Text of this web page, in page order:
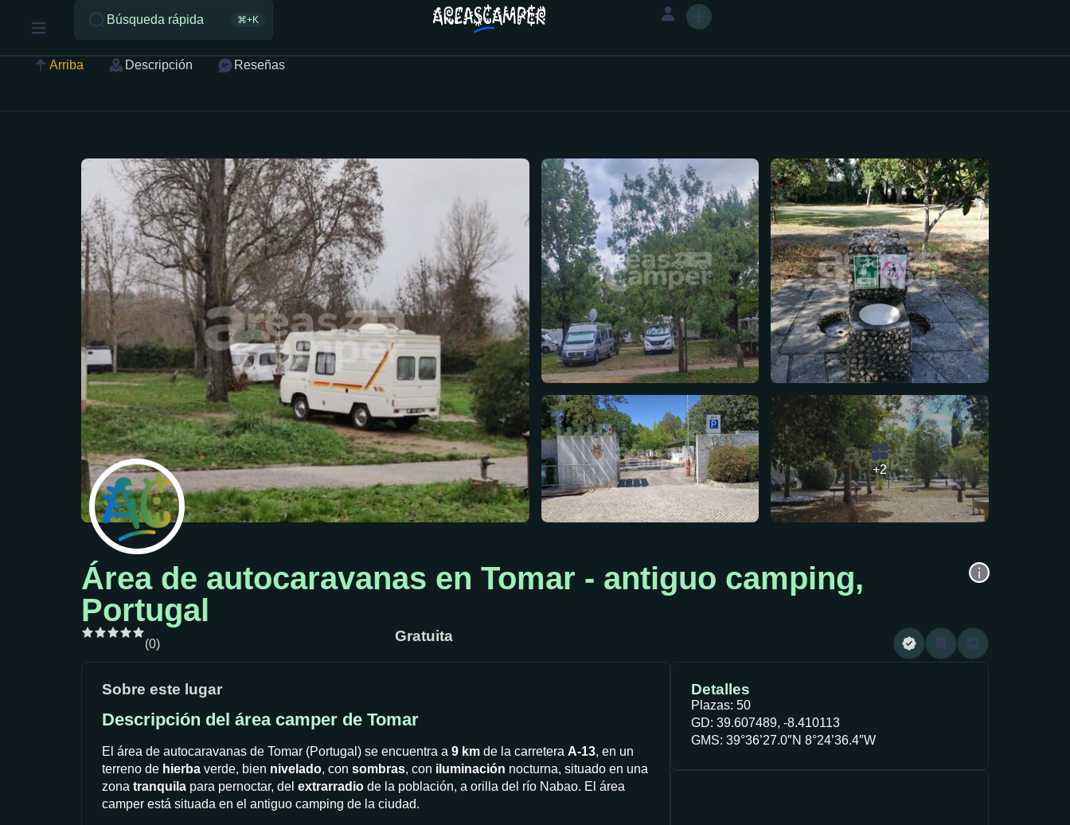
Búsqueda rápida ⌘+K
Arriba Descripción Reseñas
+2
Área de autocaravanas en Tomar - antiguo camping,
Portugal
(0) Gratuita
Sobre este lugar
Descripción del área camper de Tomar
El área de autocaravanas de Tomar (Portugal) se encuentra a 9 km de la carretera A-13, en un
terreno de hierba verde, bien nivelado, con sombras, con iluminación nocturna, situado en una
zona tranquila para pernoctar, del extrarradio de la población, a orilla del río Nabao. El área
camper está situada en el antiguo camping de la ciudad.
Detalles
Plazas: 50
GD: 39.607489, -8.410113
GMS: 39°36’27.0″N 8°24’36.4″W